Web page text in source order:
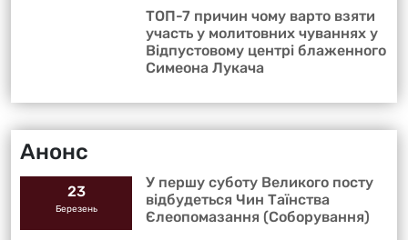
ТОП-7 причин чому варто взяти
участь у молитовних чуваннях у
Відпустовому центрі блаженного
Симеона Лукача
Анонс
23
Березень
У першу суботу Великого посту
відбудеться Чин Таїнства
Єлеопомазання (Соборування)